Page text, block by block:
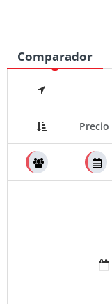
Comparador